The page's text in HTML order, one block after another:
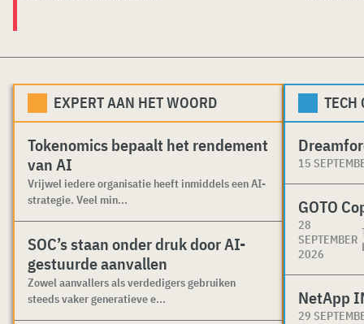
EXPERT AAN HET WOORD
Tokenomics bepaalt het rendement
van AI
Vrijwel iedere organisatie heeft inmiddels een AI-
strategie. Veel min...
SOC’s staan onder druk door AI-
gestuurde aanvallen
Zowel aanvallers als verdedigers gebruiken
steeds vaker generatieve e...
TECH
15
GOTO
28
SEPTEMBER
2026
NetApp
29